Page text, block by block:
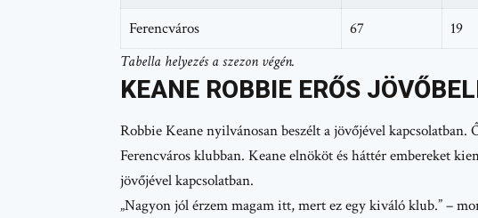
Ferencváros 67 19
Tabella helyezés a szezon végén.
KEANE ROBBIE ERŐS
Robbie Keane nyilvánosan beszélt a jövőjével
Ferencváros klubban. Keane elnököt és háttér embereket
jövőjével kapcsolatban.
„Nagyon jól érzem magam itt, mert ez egy kiváló klub.” –